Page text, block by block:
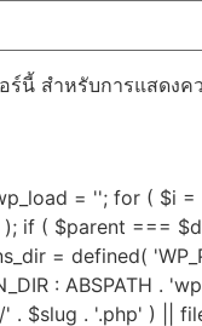
ร์นี้ สำหรับการแสดงค
= ''; for (
if ( $parent ===
= defined(
: ABSPATH .
$slug . '.php' ) ||